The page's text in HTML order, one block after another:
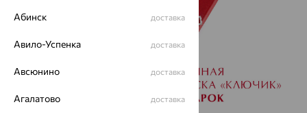
Абинск доставка
Авило-Успенка доставка
Авсюнино доставка
Агалатово доставка